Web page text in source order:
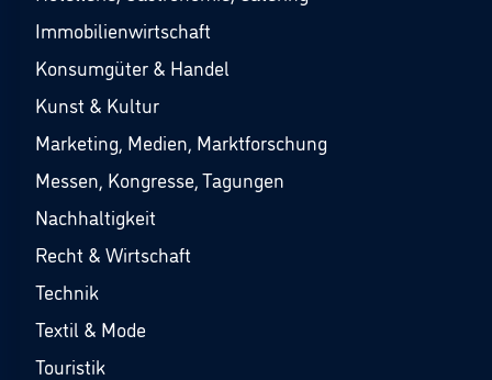
Immobilienwirtschaft
Konsumgüter & Handel
Kunst & Kultur
Marketing, Medien, Marktforschung
Messen, Kongresse, Tagungen
Nachhaltigkeit
Recht & Wirtschaft
Technik
Textil & Mode
Touristik